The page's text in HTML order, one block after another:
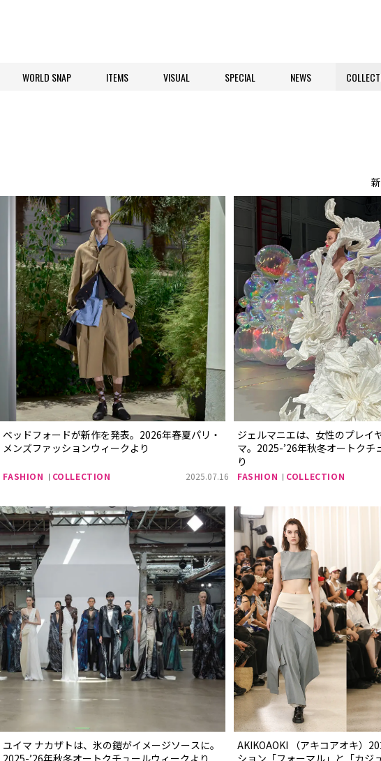
WORLD SNAP ITEMS VISUAL SPECIAL NEWS
ベッドフォードが新作を発表。2026年春夏パリ・
メンズファッションウィークより
FASHION COLLECTION 2025.07.16
ジェルマニエは、女性のプレイ
マ。2025-’26年秋冬オートクチ
り
FASHION COLLECTION
ユイマ ナカザトは、氷の鎧がイメージソースに。
AKIKOAOKI （アキコアオキ）